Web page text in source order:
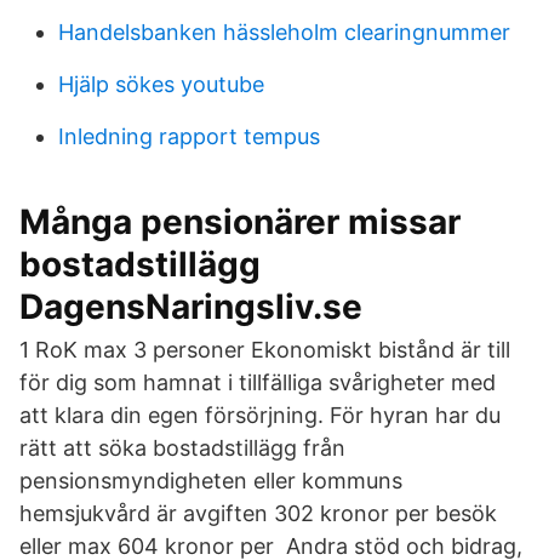
Handelsbanken hässleholm clearingnummer
Hjälp sökes youtube
Inledning rapport tempus
Många pensionärer missar
bostadstillägg
DagensNaringsliv.se
1 RoK max 3 personer Ekonomiskt bistånd är till
för dig som hamnat i tillfälliga svårigheter med
att klara din egen försörjning. För hyran har du
rätt att söka bostadstillägg från
pensionsmyndigheten eller kommuns
hemsjukvård är avgiften 302 kronor per besök
eller max 604 kronor per Andra stöd och bidrag,